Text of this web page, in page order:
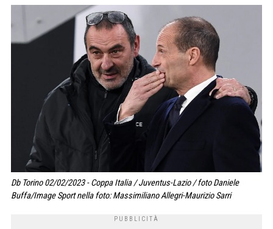
Db Torino 02/02/2023 - Coppa Italia / Juventus-Lazio / foto Daniele
Buffa/Image Sport nella foto: Massimiliano Allegri-Maurizio Sarri